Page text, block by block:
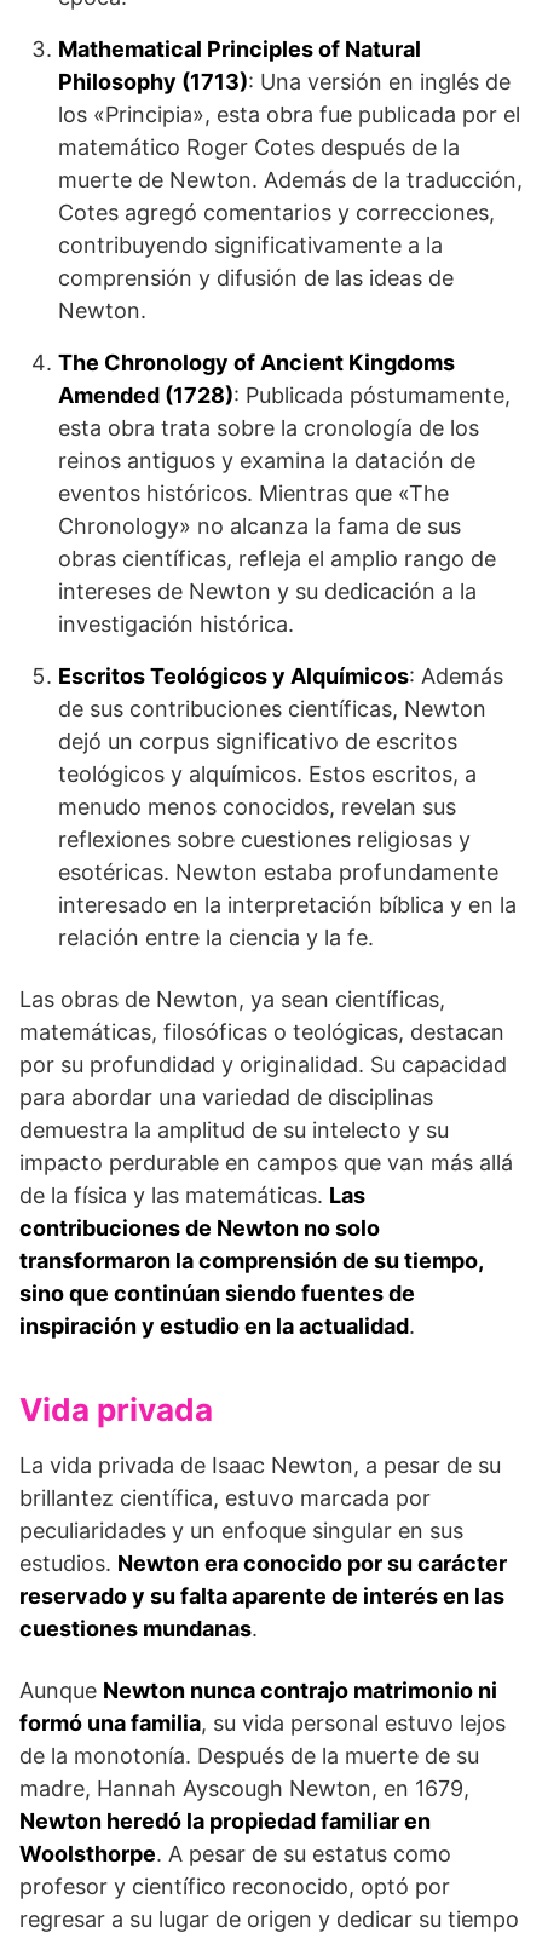
Mathematical Principles of Natural
Philosophy (1713): Una versión en inglés de
los «Principia», esta obra fue publicada por el
matemático Roger Cotes después de la
muerte de Newton. Además de la traducción,
Cotes agregó comentarios y correcciones,
contribuyendo significativamente a la
comprensión y difusión de las ideas de
Newton.
The Chronology of Ancient Kingdoms
Amended (1728): Publicada póstumamente,
esta obra trata sobre la cronología de los
reinos antiguos y examina la datación de
eventos históricos. Mientras que «The
Chronology» no alcanza la fama de sus
obras científicas, refleja el amplio rango de
intereses de Newton y su dedicación a la
investigación histórica.
Escritos Teológicos y Alquímicos: Además
de sus contribuciones científicas, Newton
dejó un corpus significativo de escritos
teológicos y alquímicos. Estos escritos, a
menudo menos conocidos, revelan sus
reflexiones sobre cuestiones religiosas y
esotéricas. Newton estaba profundamente
interesado en la interpretación bíblica y en la
relación entre la ciencia y la fe.
Las obras de Newton, ya sean científicas,
matemáticas, filosóficas o teológicas, destacan
por su profundidad y originalidad. Su capacidad
para abordar una variedad de disciplinas
demuestra la amplitud de su intelecto y su
impacto perdurable en campos que van más allá
de la física y las matemáticas. Las
contribuciones de Newton no solo
transformaron la comprensión de su tiempo,
sino que continúan siendo fuentes de
inspiración y estudio en la actualidad.
Vida privada
La vida privada de Isaac Newton, a pesar de su
brillantez científica, estuvo marcada por
peculiaridades y un enfoque singular en sus
estudios. Newton era conocido por su carácter
reservado y su falta aparente de interés en las
cuestiones mundanas.
Aunque Newton nunca contrajo matrimonio ni
formó una familia, su vida personal estuvo lejos
de la monotonía. Después de la muerte de su
madre, Hannah Ayscough Newton, en 1679,
Newton heredó la propiedad familiar en
Woolsthorpe. A pesar de su estatus como
profesor y científico reconocido, optó por
regresar a su lugar de origen y dedicar su tiempo